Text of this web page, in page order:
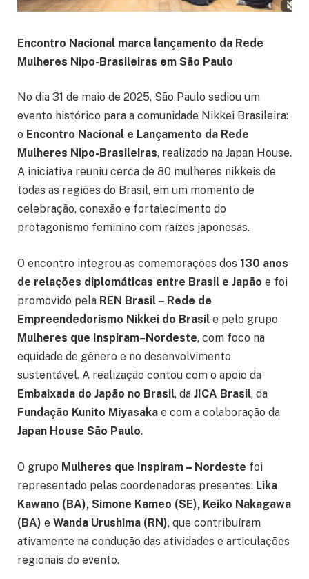
Encontro Nacional marca lançamento da Rede
Mulheres Nipo-Brasileiras em São Paulo
No dia 31 de maio de 2025, São Paulo sediou um
evento histórico para a comunidade Nikkei Brasileira:
o Encontro Nacional e Lançamento da Rede
Mulheres Nipo-Brasileiras, realizado na Japan House.
A iniciativa reuniu cerca de 80 mulheres nikkeis de
todas as regiões do Brasil, em um momento de
celebração, conexão e fortalecimento do
protagonismo feminino com raízes japonesas.
O encontro integrou as comemorações dos 130 anos
de relações diplomáticas entre Brasil e Japão e foi
promovido pela REN Brasil – Rede de
Empreendedorismo Nikkei do Brasil e pelo grupo
Mulheres que Inspiram–Nordeste, com foco na
equidade de gênero e no desenvolvimento
sustentável. A realização contou com o apoio da
Embaixada do Japão no Brasil, da JICA Brasil, da
Fundação Kunito Miyasaka e com a colaboração da
Japan House São Paulo.
O grupo Mulheres que Inspiram – Nordeste foi
representado pelas coordenadoras presentes: Lika
Kawano (BA), Simone Kameo (SE), Keiko Nakagawa
(BA) e Wanda Urushima (RN), que contribuíram
ativamente na condução das atividades e articulações
regionais do evento.